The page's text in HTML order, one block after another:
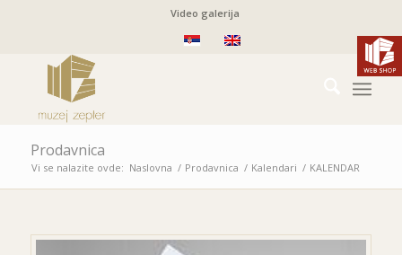
Video galerija
Prodavnica
Vi se nalazite ovde: Naslovna / Prodavnica / Kalendari / KALENDAR